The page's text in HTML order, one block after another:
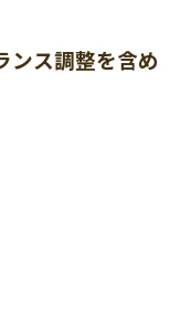
ス調整を含め